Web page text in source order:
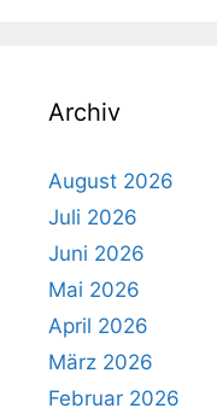
Archiv
August 2026
Juli 2026
Juni 2026
Mai 2026
April 2026
März 2026
Februar 2026